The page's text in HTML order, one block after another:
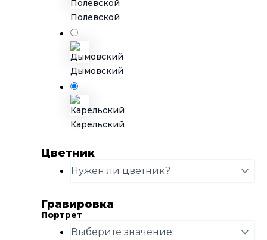
Карельский
Дымовский
Полевской
Цветник
Гравировка
Портрет